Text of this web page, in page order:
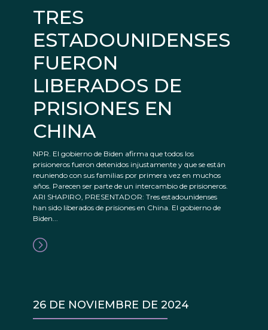
TRES
ESTADOUNIDENSES
FUERON
LIBERADOS DE
PRISIONES EN
CHINA
NPR. El gobierno de Biden afirma que todos los
prisioneros fueron detenidos injustamente y que se están
reuniendo con sus familias por primera vez en muchos
años. Parecen ser parte de un intercambio de prisioneros.
ARI SHAPIRO, PRESENTADOR: Tres estadounidenses
han sido liberados de prisiones en China. El gobierno de
Biden...
26 DE NOVIEMBRE DE 2024